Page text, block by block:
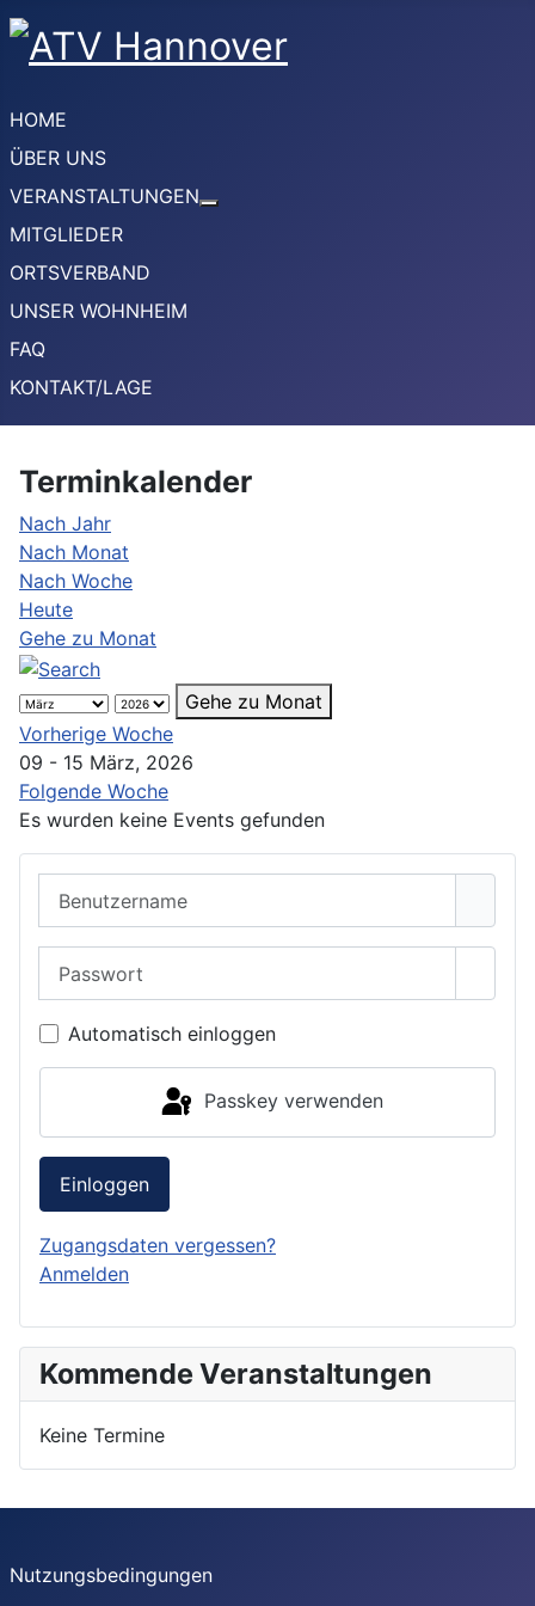
HOME
ÜBER UNS
VERANSTALTUNGEN
MITGLIEDER
ORTSVERBAND
UNSER WOHNHEIM
FAQ
KONTAKT/LAGE
Terminkalender
Nach Jahr
Nach Monat
Nach Woche
Heute
Gehe zu Monat
Gehe zu Monat
Vorherige Woche
09 - 15 März, 2026
Folgende Woche
Es wurden keine Events gefunden
Automatisch einloggen
Passkey verwenden
Einloggen
Zugangsdaten vergessen?
Anmelden
Kommende Veranstaltungen
Keine Termine
Nutzungsbedingungen